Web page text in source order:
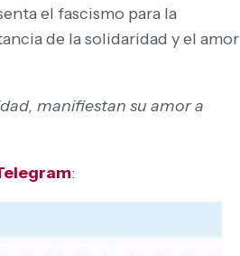
el fascismo para la
de la solidaridad y el amor
manifiestan su amor a
: